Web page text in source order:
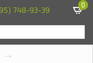
748-93-39 0